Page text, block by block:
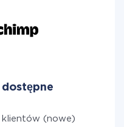
dostępne
(nowe)